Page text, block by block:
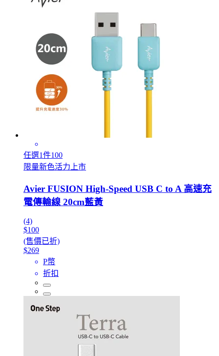
任選1件100
限量新色活力上市
Avier FUSION High-Speed USB C to A 高速充
電傳輸線 20cm藍黃
(4)
$100
(售價已折)
$269
P幣
折扣